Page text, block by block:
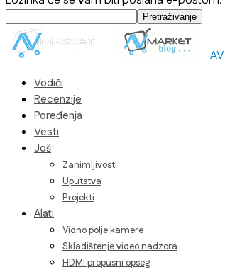
Vodiči
Recenzije
Poređenja
Vesti
Još
Zanimljivosti
Uputstva
Projekti
Alati
Vidno polje kamere
Skladištenje video nadzora
HDMI propusni opseg